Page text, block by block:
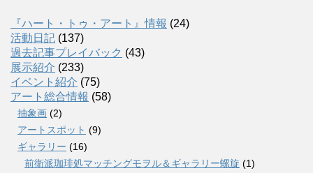
『ハート・トゥ・アート』情報 (24)
活動日記 (137)
過去記事プレイバック (43)
展示紹介 (233)
イベント紹介 (75)
アート総合情報 (58)
抽象画 (2)
アートスポット (9)
ギャラリー (16)
前衛派珈琲処マッチングモヲル＆ギャラリー螺旋 (1)